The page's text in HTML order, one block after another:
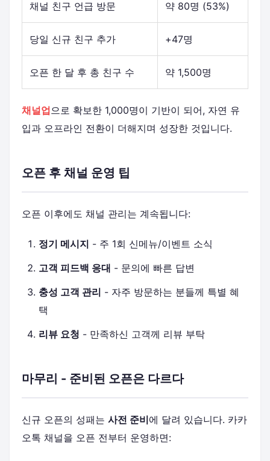
채널 친구 언급 방문 약 80명 (53%)
당일 신규 친구 추가 +47명
오픈 한 달 후 총 친구 수 약 1,500명
채널업으로 확보한 1,000명이 기반이 되어, 자연 유
입과 오프라인 전환이 더해지며 성장한 것입니다.
오픈 후 채널 운영 팁
오픈 이후에도 채널 관리는 계속됩니다:
정기 메시지 - 주 1회 신메뉴/이벤트 소식
고객 피드백 응대 - 문의에 빠른 답변
충성 고객 관리 - 자주 방문하는 분들께 특별 혜
택
리뷰 요청 - 만족하신 고객께 리뷰 부탁
마무리 - 준비된 오픈은 다르다
신규 오픈의 성패는 사전 준비에 달려 있습니다. 카카
오톡 채널을 오픈 전부터 운영하면: